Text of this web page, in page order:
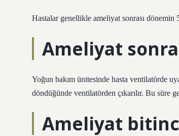
Hastalar genellikle ameliyat sonrası dönemin
Ameliyat
Yoğun bakım ünitesinde hasta ventilatörde
döndüğünde ventilatörden çıkarılır. Bu süre
Ameliyat